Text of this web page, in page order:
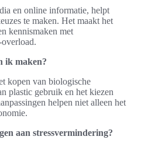
en online informatie, helpt
te maken. Het maakt het
kennismaken met
ik maken?
kopen van biologische
plastic gebruik en het kiezen
helpen niet alleen het
aan stressvermindering?